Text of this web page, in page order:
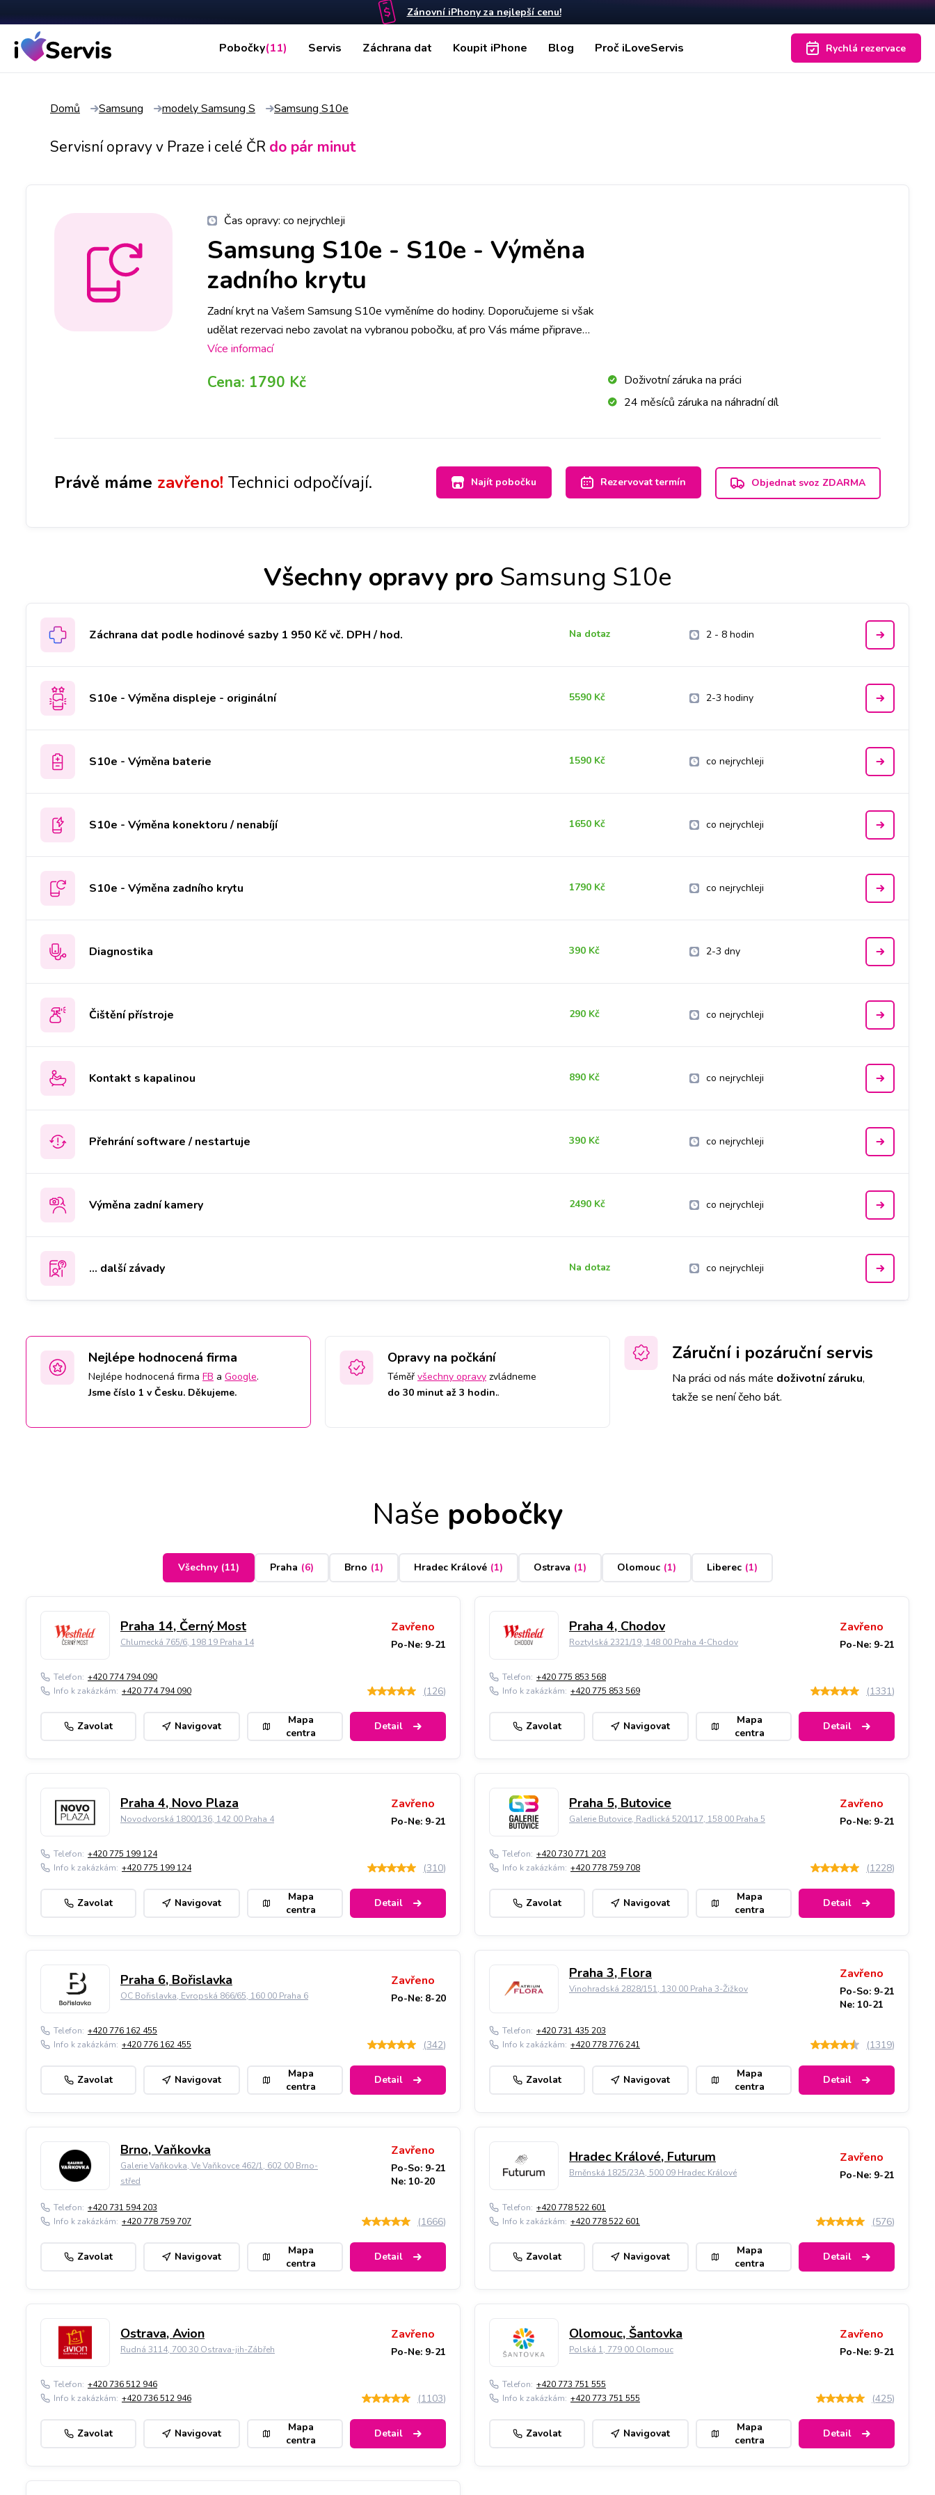
Zánovní iPhony za nejlepší cenu!
Pobočky(11) Servis Záchrana dat Koupit iPhone Blog Proč iLoveServis Rychlá rezervace
Domů Samsung modely Samsung S Samsung S10e
Servisní opravy v Praze i celé ČR do pár minut
Čas opravy: co nejrychleji
Samsung S10e - S10e - Výměna
zadního krytu
Zadní kryt na Vašem Samsung S10e vyměníme do hodiny. Doporučujeme si však
udělat rezervaci nebo zavolat na vybranou pobočku, ať pro Vás máme připravený
díl ve Vámi požadované barvě.
Více informací
Cena: 1790 Kč
Doživotní záruka na práci
24 měsíců záruka na náhradní díl
Právě máme zavřeno! Technici odpočívají. Najít pobočku Rezervovat termín Objednat svoz ZDARMA
Všechny opravy pro Samsung S10e
Záchrana dat podle hodinové sazby 1 950 Kč vč. DPH / hod. Na dotaz 2 - 8 hodin
S10e - Výměna displeje - originální 5590 Kč 2-3 hodiny
S10e - Výměna baterie 1590 Kč co nejrychleji
S10e - Výměna konektoru / nenabíjí 1650 Kč co nejrychleji
S10e - Výměna zadního krytu 1790 Kč co nejrychleji
Diagnostika 390 Kč 2-3 dny
Čištění přístroje 290 Kč co nejrychleji
Kontakt s kapalinou 890 Kč co nejrychleji
Přehrání software / nestartuje 390 Kč co nejrychleji
Výměna zadní kamery 2490 Kč co nejrychleji
... další závady Na dotaz co nejrychleji
Nejlépe hodnocená firma
Nejlépe hodnocená firma FB a Google.
Jsme číslo 1 v Česku. Děkujeme.
Opravy na počkání
Téměř všechny opravy zvládneme
do 30 minut až 3 hodin..
Záruční i pozáruční servis
Na práci od nás máte doživotní záruku,
takže se není čeho bát.
Naše pobočky
Všechny (11) Praha (6) Brno (1) Hradec Králové (1) Ostrava (1) Olomouc (1) Liberec (1)
Praha 14, Černý Most
Chlumecká 765/6, 198 19 Praha 14
Zavřeno
Po-Ne: 9-21
Telefon: +420 774 794 090
Info k zakázkám: +420 774 794 090 (126)
Zavolat Navigovat
Mapa
centra
Detail
Praha 4, Chodov
Roztylská 2321/19, 148 00 Praha 4-Chodov
Zavřeno
Po-Ne: 9-21
Telefon: +420 775 853 568
Info k zakázkám: +420 775 853 569 (1331)
Zavolat Navigovat
Mapa
centra
Detail
Praha 4, Novo Plaza
Novodvorská 1800/136, 142 00 Praha 4
Zavřeno
Po-Ne: 9-21
Telefon: +420 775 199 124
Info k zakázkám: +420 775 199 124 (310)
Zavolat Navigovat
Mapa
centra
Detail
Praha 5, Butovice
Galerie Butovice, Radlická 520/117, 158 00 Praha 5
Zavřeno
Po-Ne: 9-21
Telefon: +420 730 771 203
Info k zakázkám: +420 778 759 708 (1228)
Zavolat Navigovat
Mapa
centra
Detail
Praha 6, Bořislavka
OC Bořislavka, Evropská 866/65, 160 00 Praha 6
Zavřeno
Po-Ne: 8-20
Telefon: +420 776 162 455
Info k zakázkám: +420 776 162 455 (342)
Zavolat Navigovat
Mapa
centra
Detail
Praha 3, Flora
Vinohradská 2828/151, 130 00 Praha 3-Žižkov
Zavřeno
Po-So: 9-21
Ne: 10-21
Telefon: +420 731 435 203
Info k zakázkám: +420 778 776 241 (1319)
Zavolat Navigovat
Mapa
centra
Detail
Brno, Vaňkovka
Galerie Vaňkovka, Ve Vaňkovce 462/1, 602 00 Brno-
střed
Zavřeno
Po-So: 9-21
Ne: 10-20
Telefon: +420 731 594 203
Info k zakázkám: +420 778 759 707 (1666)
Zavolat Navigovat
Mapa
centra
Detail
Hradec Králové, Futurum
Brněnská 1825/23A, 500 09 Hradec Králové
Zavřeno
Po-Ne: 9-21
Telefon: +420 778 522 601
Info k zakázkám: +420 778 522 601 (576)
Zavolat Navigovat
Mapa
centra
Detail
Ostrava, Avion
Rudná 3114, 700 30 Ostrava-jih-Zábřeh
Zavřeno
Po-Ne: 9-21
Telefon: +420 736 512 946
Info k zakázkám: +420 736 512 946 (1103)
Zavolat Navigovat
Mapa
centra
Detail
Olomouc, Šantovka
Polská 1, 779 00 Olomouc
Zavřeno
Po-Ne: 9-21
Telefon: +420 773 751 555
Info k zakázkám: +420 773 751 555 (425)
Zavolat Navigovat
Mapa
centra
Detail